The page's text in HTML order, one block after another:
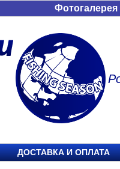
Фотогалерея
ДОСТАВКА И ОПЛАТА